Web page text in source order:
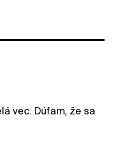
vec. Dúfam, že sa